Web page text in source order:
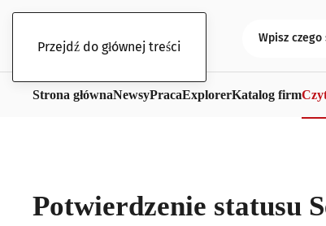
Przejdź do głównej treści
Strona głównaNewsyPracaExplorerKatalog firm
Potwierdzenie statusu